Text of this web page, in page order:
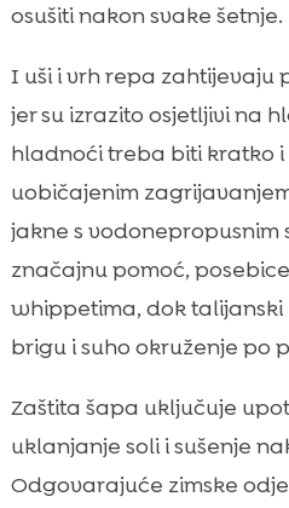
osušiti nakon svake šetnje.
I uši i vrh repa zahtijevaju
jer su izrazito osjetljivi na
hladnoći treba biti kratko i
uobičajenim
jakne s vodonepropusnim
značajnu pomoć,
whippetima, dok
brigu i suho okruženje po
Zaštita šapa uključuje
uklanjanje soli i sušenje
Odgovarajuće zimske